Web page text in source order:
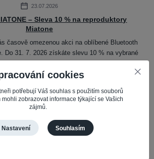
23.07.2026
– Sleva 10 % na reproduktory
Miatone
časově omezenou akci na oblíbené Bluetooth
Do 31. 7. 2026 získáte slevu 10 % na vybrané
Zobrazit všechny novinky
cookies
potřebují Váš souhlas s použitím souborů
zobrazovat informace týkající se Vašich
zájmů.
Nastavení Souhlasím